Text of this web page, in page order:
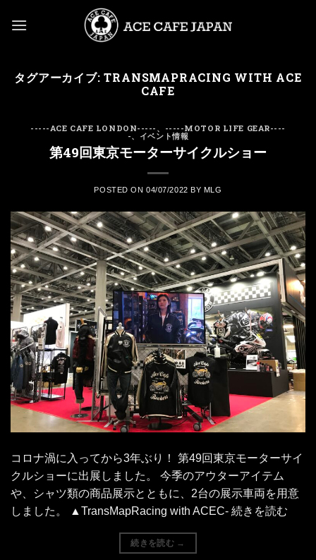
タグアーカイブ:TRANSMAPRACING WITH ACE
CAFE
-----ACE CAFE LONDON----- 、 -----MOTOR LIFE GEAR----
-、 イベント情報
第49回東京モーターサイクルショー
POSTED ON04/07/2022 BY MLG
コロナ渦に入ってから3年ぶり！ 第49回東京モーターサイ
クルショーに出展しました。 今季のアウターアイテム
や、シャツ類の商品展示とともに、2台の展示車両を用意
しました。 ▲TransMapRacing with ACEC- 続きを読む
続きを読む →